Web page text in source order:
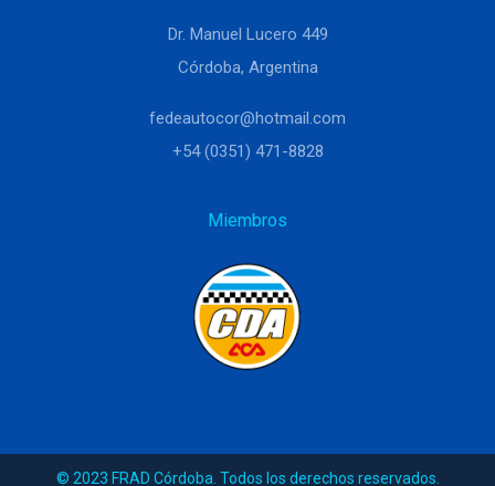
Dr. Manuel Lucero 449
Córdoba, Argentina
fedeautocor@hotmail.com
+54 (0351) 471-8828
Miembros
© 2023 FRAD Córdoba. Todos los derechos reservados.